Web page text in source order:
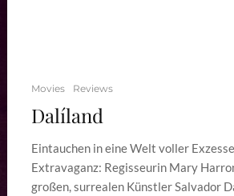
Movies Reviews
Dalíland
Eintauchen in eine Welt voller
Extravaganz: Regisseurin Mary
großen, surrealen Künstler Salvador